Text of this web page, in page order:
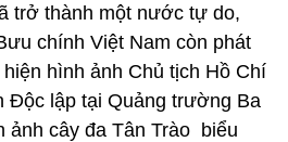
trở thành một nước tự do,
chính Việt Nam còn phát
hình ảnh Chủ tịch Hồ Chí
Độc lập tại Quảng trường Ba
cây đa Tân Trào ­ biểu